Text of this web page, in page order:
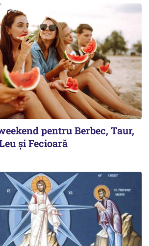
pentru Berbec, Taur,
și Fecioară